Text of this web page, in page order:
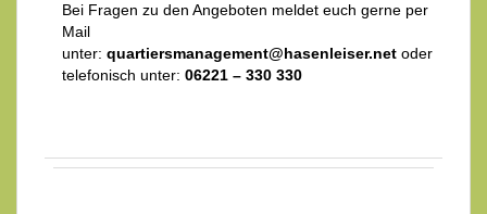
Bei Fragen zu den Angeboten meldet euch gerne per
Mail
unter: quartiersmanagement@hasenleiser.net oder
telefonisch unter: 06221 – 330 330